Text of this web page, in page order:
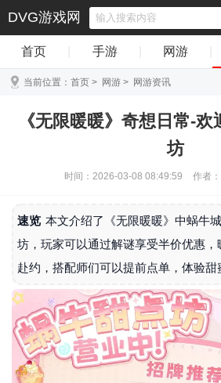
DVG游戏网
首页 手游 网游
当前位置： 首页 > 网游 > 网游资讯
《无限暖暖》奇想日常-
坊
时间：2026-03-08 08:49:59 作者
速览 本文介绍了《无限暖暖》中蜗牛
坊，玩家可以通过解谜享受半价优惠
赴约，搭配师们可以提前点单，体验甜